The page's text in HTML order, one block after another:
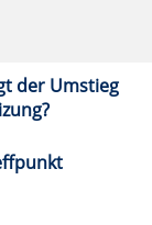
der Umstieg